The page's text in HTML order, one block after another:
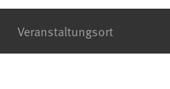
Veranstaltungsort